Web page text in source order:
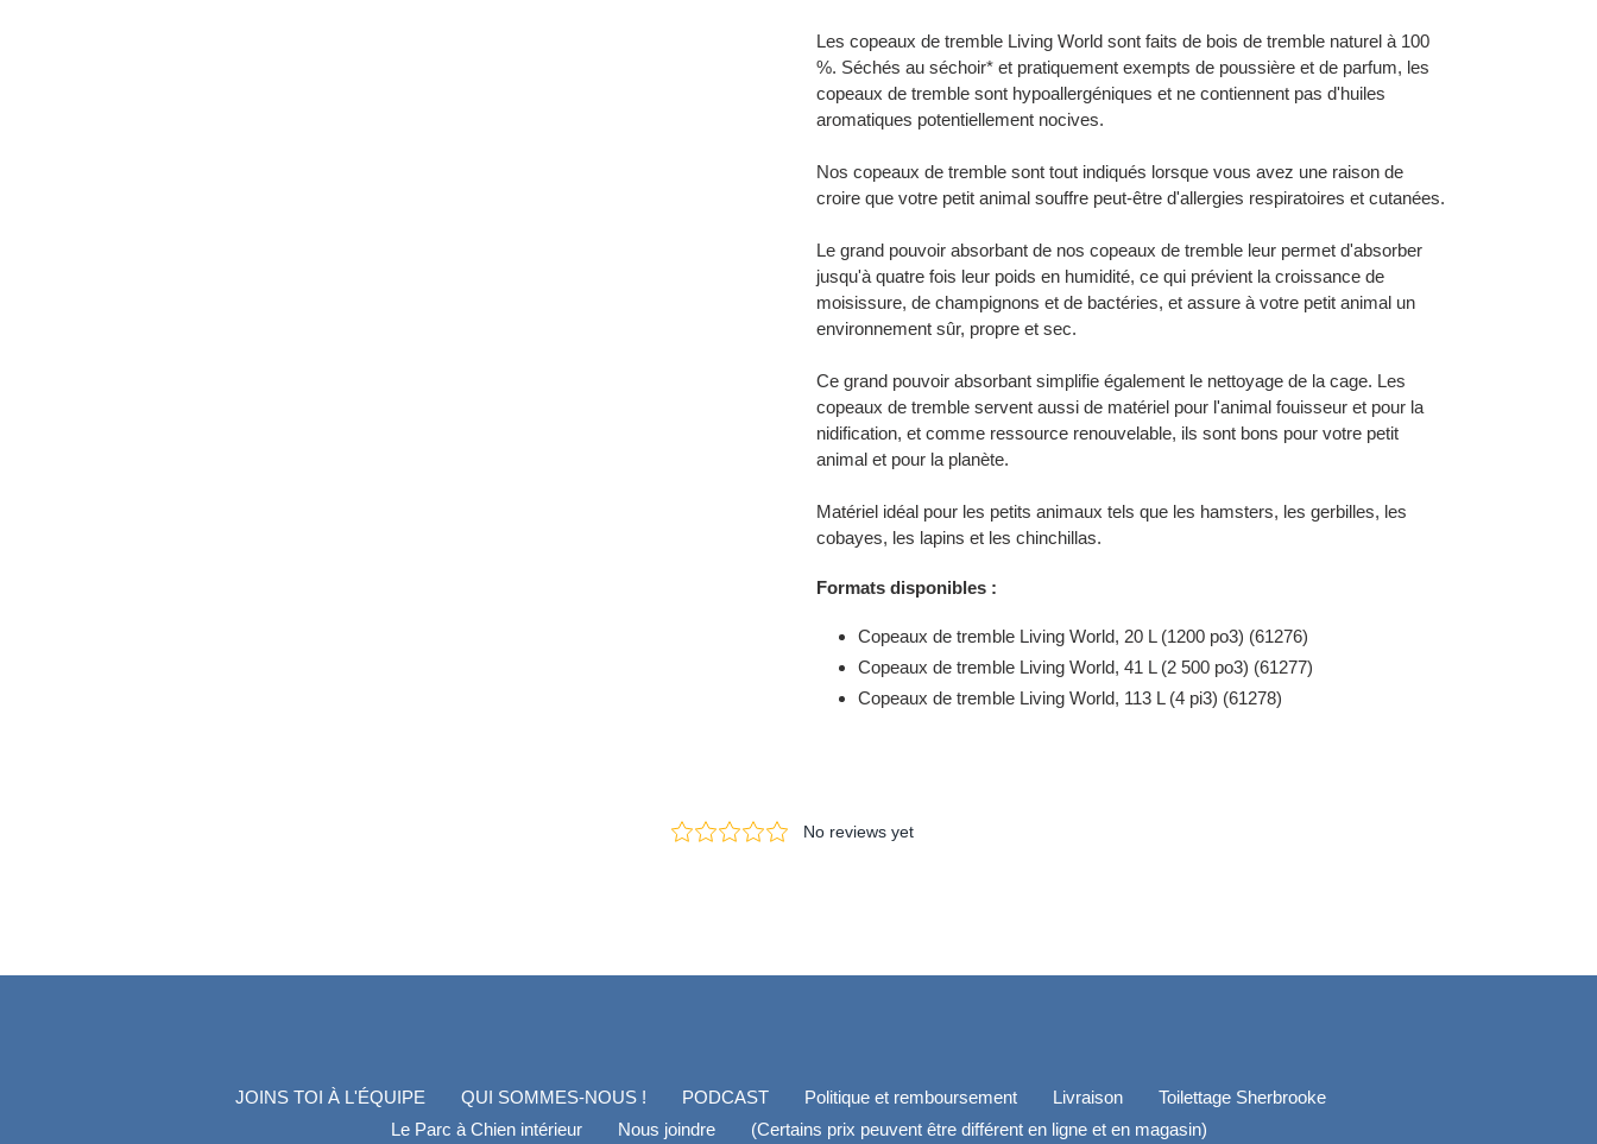
d'un
produit
votre
Les copeaux de tremble Living World sont faits de bois de tremble naturel à 100
%. Séchés au séchoir* et pratiquement exempts de poussière et de parfum, les
copeaux de tremble sont hypoallergéniques et ne contiennent pas d'huiles
aromatiques potentiellement nocives.
Nos copeaux de tremble sont tout indiqués lorsque vous avez une raison de
croire que votre petit animal souffre peut-être d'allergies respiratoires et cutanées.
Le grand pouvoir absorbant de nos copeaux de tremble leur permet d'absorber
jusqu'à quatre fois leur poids en humidité, ce qui prévient la croissance de
moisissure, de champignons et de bactéries, et assure à votre petit animal un
environnement sûr, propre et sec.
Ce grand pouvoir absorbant simplifie également le nettoyage de la cage. Les
copeaux de tremble servent aussi de matériel pour l'animal fouisseur et pour la
nidification, et comme ressource renouvelable, ils sont bons pour votre petit
animal et pour la planète.
Matériel idéal pour les petits animaux tels que les hamsters, les gerbilles, les
cobayes, les lapins et les chinchillas.
Formats disponibles :
Copeaux de tremble Living World, 20 L (1200 po3) (61276)
Copeaux de tremble Living World, 41 L (2 500 po3) (61277)
Copeaux de tremble Living World, 113 L (4 pi3) (61278)
JOINS TOI À L'ÉQUIPE QUI SOMMES-NOUS ! PODCAST Politique et remboursement Livraison
Toilettage Sherbrooke
Le Parc à Chien intérieur
Nous joindre (Certains prix peuvent être différent en ligne et en magasin)